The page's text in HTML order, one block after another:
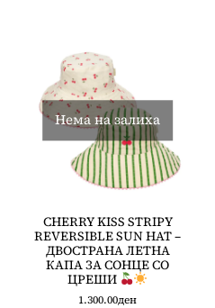
Нема на залиха
CHERRY KISS STRIPY
REVERSIBLE SUN HAT –
ДВОСТРАНА ЛЕТНА
КАПА ЗА СОНЦЕ СО
ЦРЕШИ
1.300.00ден